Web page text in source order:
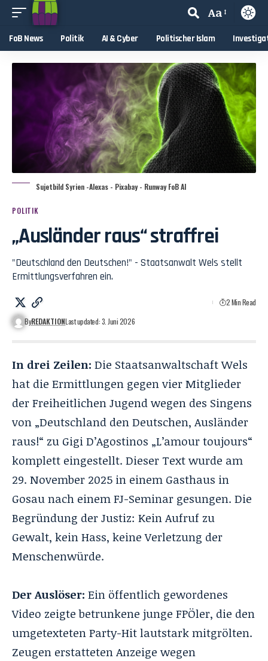
Aa
FoB News Politik AI & Cyber Politischer Islam
Sujetbild Syrien -Alexas - Pixabay - Runway FoB AI
POLITIK
„Ausländer raus“ straffrei
"Deutschland den Deutschen!" - Staatsanwalt Wels stellt
Ermittlungsverfahren ein.
ByREDAKTIONLast updated: 3. Juni 2026
2 Min Read
In drei Zeilen: Die Staatsanwaltschaft Wels
hat die Ermittlungen gegen vier Mitglieder
der Freiheitlichen Jugend wegen des Singens
von „Deutschland den Deutschen, Ausländer
raus!“ zu Gigi D’Agostinos „L’amour toujours“
komplett eingestellt. Dieser Text wurde am
29. November 2025 in einem Gasthaus in
Gosau nach einem FJ-Seminar gesungen. Die
Begründung der Justiz: Kein Aufruf zu
Gewalt, kein Hass, keine Verletzung der
Menschenwürde.
Der Auslöser: Ein öffentlich gewordenes
Video zeigte betrunkene junge FPÖler, die den
umgetexteten Party-Hit lautstark mitgrölten.
Zeugen erstatteten Anzeige wegen